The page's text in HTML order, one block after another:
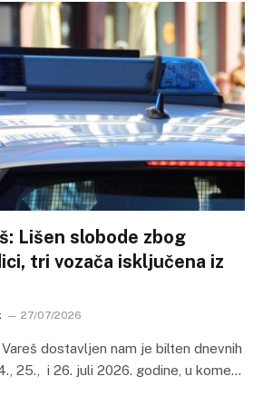
Lišen slobode zbog
tri vozača isključena iz
27/07/2026
dostavljen nam je bilten dnevnih
25., i 26. juli 2026. godine, u kome…